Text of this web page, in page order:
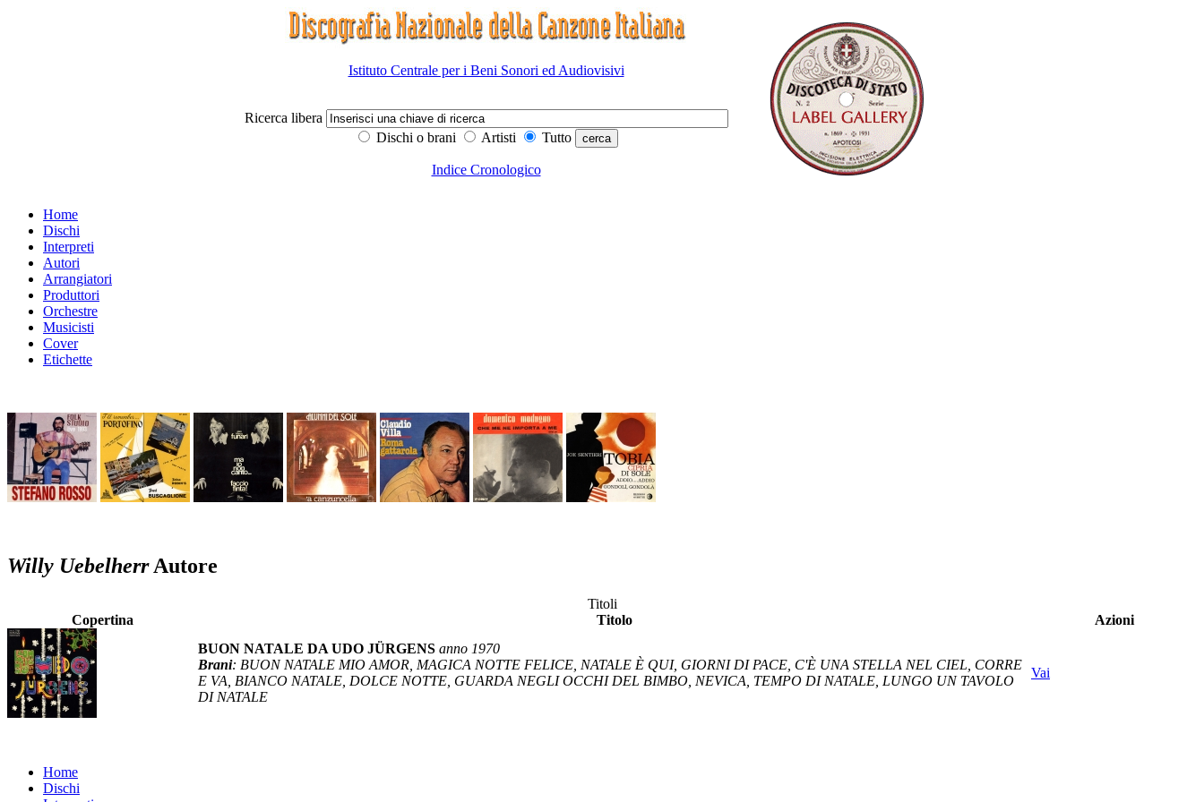
Istituto Centrale per i Beni Sonori ed Audiovisivi
Ricerca libera
Dischi o brani
Artisti Tutto
Indice Cronologico
Home
Dischi
Interpreti
Autori
Arrangiatori
Produttori
Orchestre
Musicisti
Cover
Etichette
Willy UebelherrAutore
Titoli
Copertina
Titolo
Azioni
BUON NATALE DA UDO JÜRGENS anno 1970
Brani: BUON NATALE MIO AMOR, MAGICA NOTTE FELICE, NATALE È QUI, GIORNI DI PACE, C'È UNA STELLA NEL CIEL, CORRE
E VA, BIANCO NATALE, DOLCE NOTTE, GUARDA NEGLI OCCHI DEL BIMBO, NEVICA, TEMPO DI NATALE, LUNGO UN TAVOLO
DI NATALE
Vai
Home
Dischi